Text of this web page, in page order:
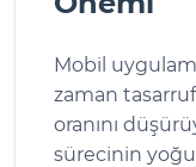
Mobil
zaman
oranını
sürecinin